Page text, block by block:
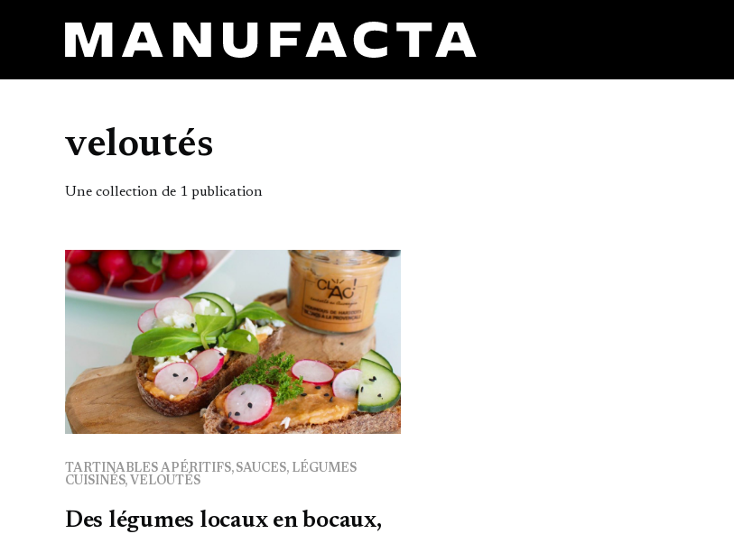
veloutés
Une collection de 1 publication
TARTINABLES APÉRITIFS, SAUCES, LÉGUMES
CUISINÉS, VELOUTÉS
Des légumes locaux en bocaux,